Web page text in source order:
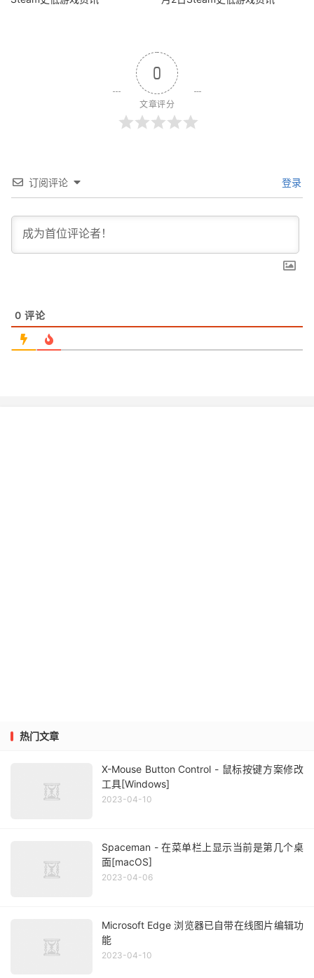
0
文章评分
订阅评论 登录
0 评论
热门文章
X-Mouse Button Control - 鼠标按键方案修改
工具[Windows]
2023-04-10
Spaceman - 在菜单栏上显示当前是第几个桌
面[macOS]
2023-04-06
Microsoft Edge 浏览器已自带在线图片编辑功
能
2023-04-10